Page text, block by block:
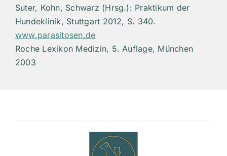
​Suter, Kohn, Schwarz (Hrsg.): Praktikum der
Hundeklinik, Stuttgart 2012, S. 340.
www.parasitosen.de
Roche Lexikon Medizin, 5. Auflage, München
2003